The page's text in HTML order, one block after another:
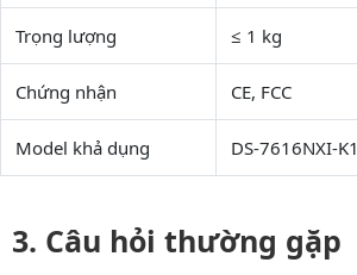
Trọng lượng ≤ 1 kg
Chứng nhận CE, FCC
Model khả dụng DS-7616NXI-K1
Câu hỏi thường gặp